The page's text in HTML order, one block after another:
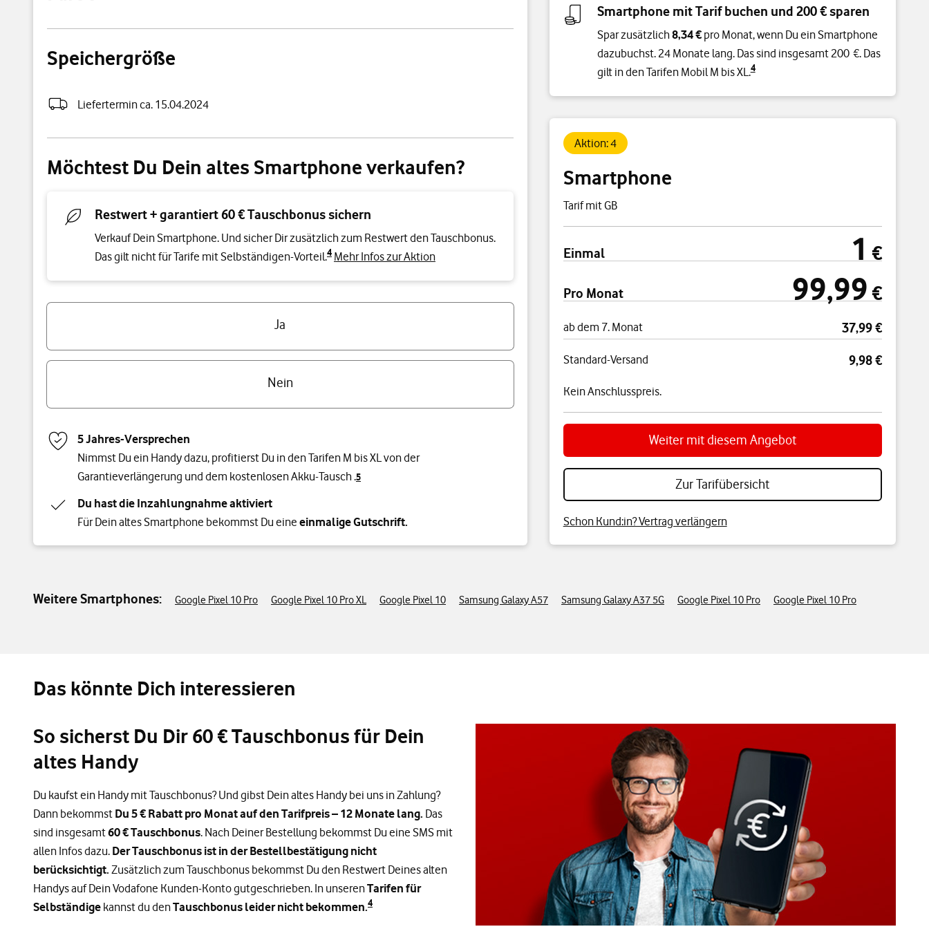
Farbe
Speichergröße
Liefertermin ca. 15.04.2024
Möchtest Du Dein altes Smartphone verkaufen?
Restwert + garantiert 60 € Tauschbonus sichern
Verkauf Dein Smartphone. Und sicher Dir zusätzlich zum Restwert den Tauschbonus.
Das gilt nicht für Tarife mit Selbständigen-Vorteil.4 Mehr Infos zur Aktion
Ja
Nein
5 Jahres-Versprechen
Nimmst Du ein Handy dazu, profitierst Du in den Tarifen M bis XL von der
Garantieverlängerung und dem kostenlosen Akku-Tausch .5
Du hast die Inzahlungnahme aktiviert
Für Dein altes Smartphone bekommst Du eine einmalige Gutschrift.
Smartphone mit Tarif buchen und 200 € sparen
Spar zusätzlich 8,34 €pro Monat, wenn Du ein Smartphone
dazubuchst. 24 Monate lang. Das sind insgesamt 200 €. Das
gilt in den Tarifen Mobil M bis XL.4
Aktion: 4
Smartphone
Tarif mit GB
Preisübersicht
Einmal 1 €
Pro Monat 99,99 € pro Monat
99,99 €
ab dem 7. Monat 37,99 €
Standard-Versand 9,98 €
Kein Anschlusspreis.
Weiter mit diesem Angebot
Zur Tarifübersicht
Schon Kund:in? Vertrag verlängern
Weitere Smartphones: Google Pixel 10 Pro Google Pixel 10 Pro XL Google Pixel 10 Samsung Galaxy A57 Samsung Galaxy A37 5G Google Pixel 10 Pro Google Pixel 10 Pro
Das könnte Dich interessieren
So sicherst Du Dir 60 € Tauschbonus für Dein
altes Handy
Du kaufst ein Handy mit Tauschbonus? Und gibst Dein altes Handy bei uns in Zahlung?
Dann bekommst Du 5 € Rabatt pro Monat auf den Tarifpreis – 12 Monate lang. Das
sind insgesamt60 € Tauschbonus. Nach Deiner Bestellung bekommst Du eine SMS mit
allen Infos dazu. Der Tauschbonus ist in der Bestellbestätigung nicht
berücksichtigt. Zusätzlich zum Tauschbonus bekommst Du den Restwert Deines alten
Handys auf Dein Vodafone Kunden-Konto gutgeschrieben. In unserenTarifen für
Selbständige kannst du denTauschbonus leider nicht bekommen.4